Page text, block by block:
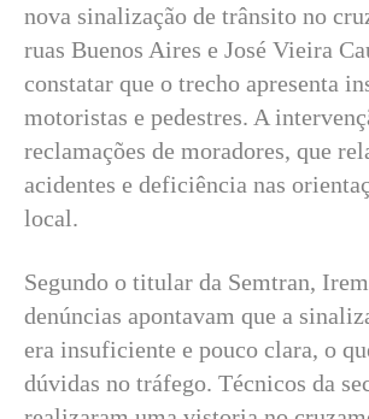
nova sinalização de trânsito no
ruas Buenos Aires e José Vieira
constatar que o trecho apresenta
motoristas e pedestres. A
reclamações de moradores, que
acidentes e deficiência nas
local.
Segundo o titular da Semtran,
denúncias apontavam que a
era insuficiente e pouco clara, o
dúvidas no tráfego. Técnicos da